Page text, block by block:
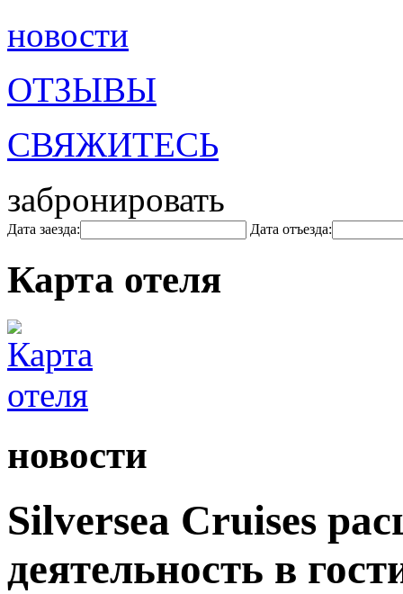
новости
ОТЗЫВЫ
СВЯЖИТЕСЬ
забронировать
Дата заезда: Дата отъезда:
Карта отеля
новости
Silversea Cruises
деятельность в